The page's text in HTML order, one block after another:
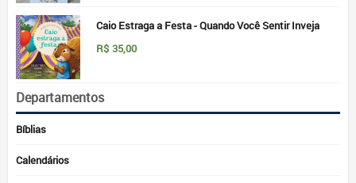
Caio Estraga a Festa - Quando Você Sentir Inveja
R$ 35,00
Departamentos
Bíblias
Calendários